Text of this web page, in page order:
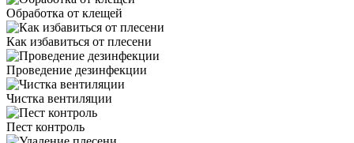
Обработка от клещей
Как избавиться от плесени
Проведение дезинфекции
Чистка вентиляции
Пест контроль